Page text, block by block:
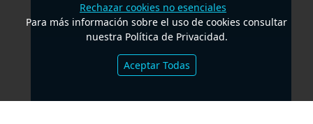
Rechazar cookies no esenciales
Para más información sobre el uso de cookies consultar
nuestra Política de Privacidad.
Aceptar Todas